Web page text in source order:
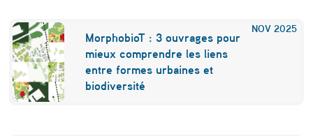
NOV 2025
MorphobioT : 3 ouvrages pour
mieux comprendre les liens
entre formes urbaines et
biodiversité